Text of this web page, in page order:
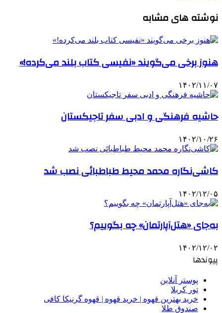
نوشته های مشابه
هنوز برخی می‌گویند «نفیسی کتاب بلند می‌کرده!»
۱۴۰۲/۱۱/۰۷
حاشیه فرهنگی و ادبی سفر تاجیکستان
۱۴۰۲/۱۰/۲۶
کاشی‌نگاره محمد محیط طباطبائی نصب شد
۱۴۰۲/۱۲/۰۵
به‌جای «هتل‌آپارتمان» چه بگوییم؟
۱۴۰۲/۱۲/۰۲
پیوندها
پوستر آنلاین
تور کربلا
خرید بهترین قهوه | خرید قهوه | قهوه گرنیکا کافی
صندوق طلا